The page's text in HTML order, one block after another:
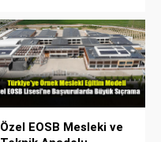
Özel EOSB Mesleki ve